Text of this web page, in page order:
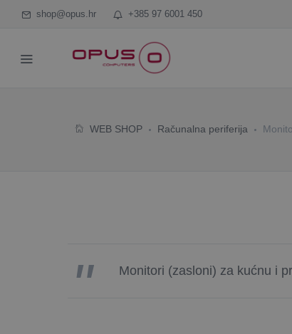
shop@opus.hr +385 97 6001 450
WEB SHOP Računalna periferija
Monitori (zasloni) za kućnu i